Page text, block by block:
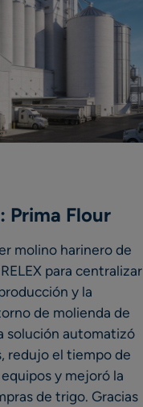
Prima Flour
molino harinero de
para centralizar
y la
de molienda de
solución automatizó
redujo el tiempo de
y mejoró la
de trigo. Gracias